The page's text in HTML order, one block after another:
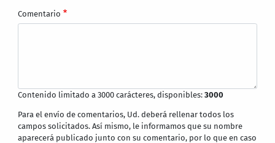
Comentario
Contenido limitado a 3000 carácteres, disponibles:3000
Para el envío de comentarios, Ud. deberá rellenar todos los
campos solicitados. Así mismo, le informamos que su nombre
aparecerá publicado junto con su comentario, por lo que en caso